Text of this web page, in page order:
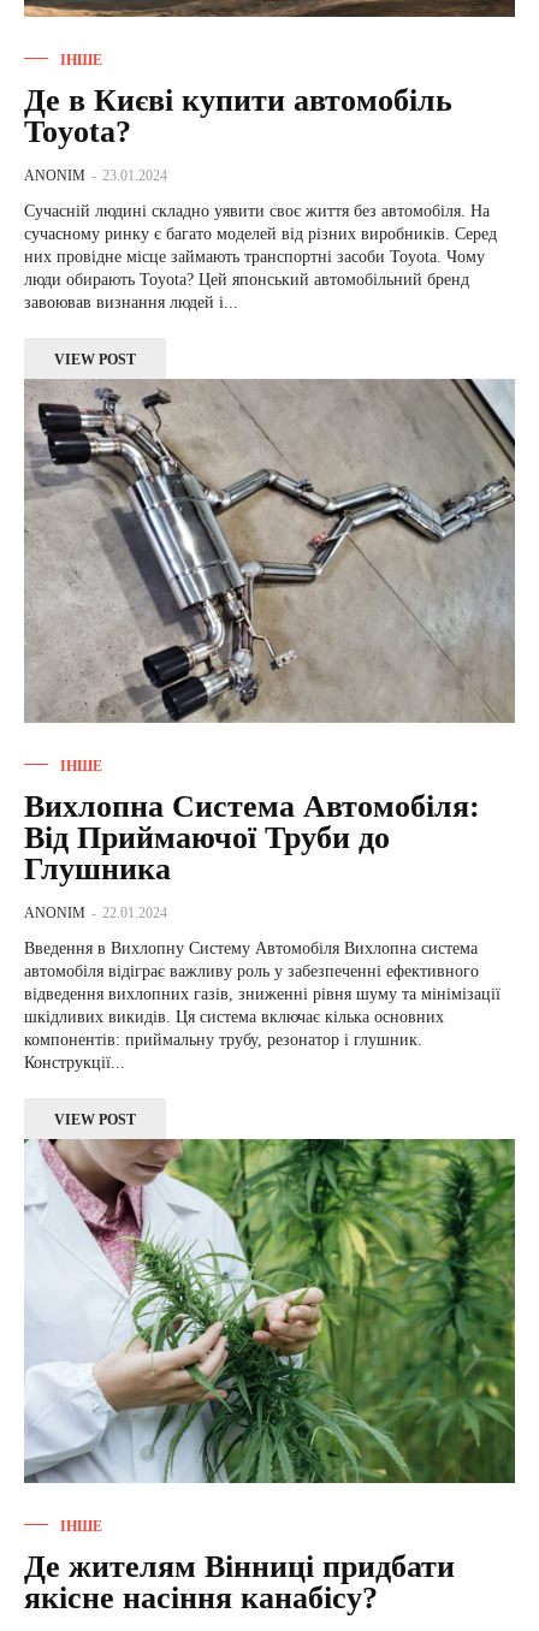
ІНШЕ
Де в Києві купити автомобіль
Toyota?
ANONIM - 23.01.2024
Сучасній людині складно уявити своє життя без автомобіля. На
сучасному ринку є багато моделей від різних виробників. Серед
них провідне місце займають транспортні засоби Toyota. Чому
люди обирають Toyota? Цей японський автомобільний бренд
завоював визнання людей і...
VIEW POST
ІНШЕ
Вихлопна Система Автомобіля:
Від Приймаючої Труби до
Глушника
ANONIM - 22.01.2024
Введення в Вихлопну Систему Автомобіля Вихлопна система
автомобіля відіграє важливу роль у забезпеченні ефективного
відведення вихлопних газів, зниженні рівня шуму та мінімізації
шкідливих викидів. Ця система включає кілька основних
компонентів: приймальну трубу, резонатор і глушник.
Конструкції...
VIEW POST
ІНШЕ
Де жителям Вінниці придбати
якісне насіння канабісу?